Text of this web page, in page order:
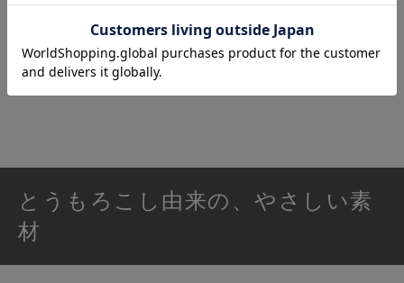
ぎゅっと握れば水気を切れるし、洗っている
間も手が疲れにくいので、「さっと終わらせ
たい」毎日の食器洗いにぴったりです。
とうもろこし由来の、やさしい素
材